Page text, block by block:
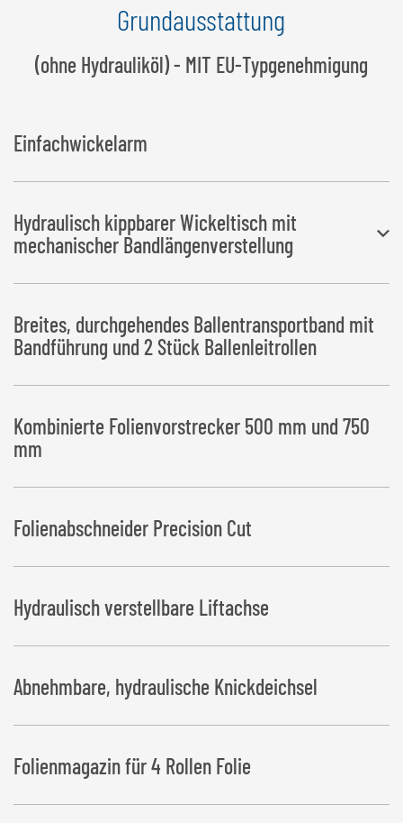
Grundausstattung
(ohne Hydrauliköl) - MIT EU-Typgenehmigung
Einfachwickelarm
Hydraulisch kippbarer Wickeltisch mit
mechanischer Bandlängenverstellung
Ballenablage nach links oder rechts
Breites, durchgehendes Ballentransportband mit
Bandführung und 2 Stück Ballenleitrollen
Kombinierte Folienvorstrecker 500 mm und 750
mm
Folienabschneider Precision Cut
Hydraulisch verstellbare Liftachse
Abnehmbare, hydraulische Knickdeichsel
Folienmagazin für 4 Rollen Folie